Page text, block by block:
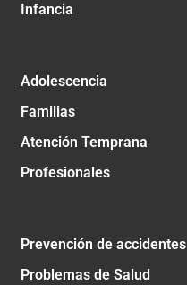
Infancia
Adolescencia
Familias
Atención Temprana
Profesionales
Prevención de accidentes
Problemas de Salud